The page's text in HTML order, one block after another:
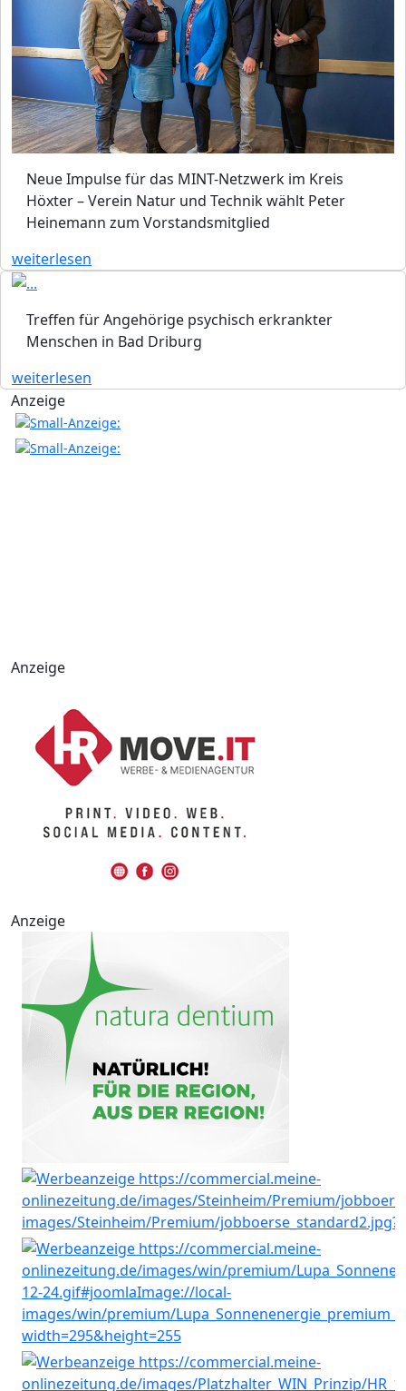
Neue Impulse für das MINT-Netzwerk im Kreis
Höxter – Verein Natur und Technik wählt Peter
Heinemann zum Vorstandsmitglied
weiterlesen
Treffen für Angehörige psychisch erkrankter
Menschen in Bad Driburg
weiterlesen
Anzeige
Anzeige
Anzeige